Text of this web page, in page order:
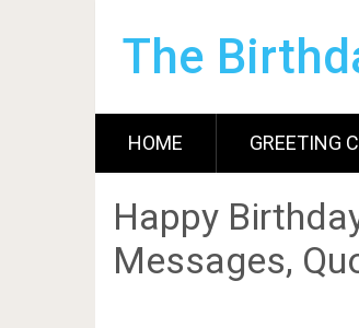
The
HOME GREETING
Happy
Messages,